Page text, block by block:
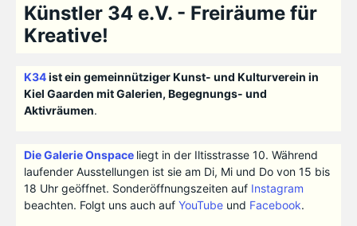
Künstler 34 e.V. - Freiräume für
Kreative!
K34ist ein gemeinnütziger Kunst- und Kulturverein in
Kiel Gaarden mit Galerien, Begegnungs- und
Aktivräumen.
Die Galerie Onspace liegt in der Iltisstrasse 10. Während
laufender Ausstellungen ist sie am Di, Mi und Do von 15 bis
18 Uhr geöffnet. Sonderöffnungszeiten auf Instagram
beachten. Folgt uns auch auf YouTubeund Facebook.